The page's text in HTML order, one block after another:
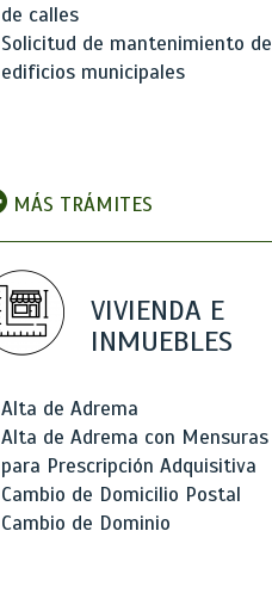
de calles
Solicitud de mantenimiento de
edificios municipales
MÁS TRÁMITES
VIVIENDA E
INMUEBLES
Alta de Adrema
Alta de Adrema con Mensuras
para Prescripción Adquisitiva
Cambio de Domicilio Postal
Cambio de Dominio